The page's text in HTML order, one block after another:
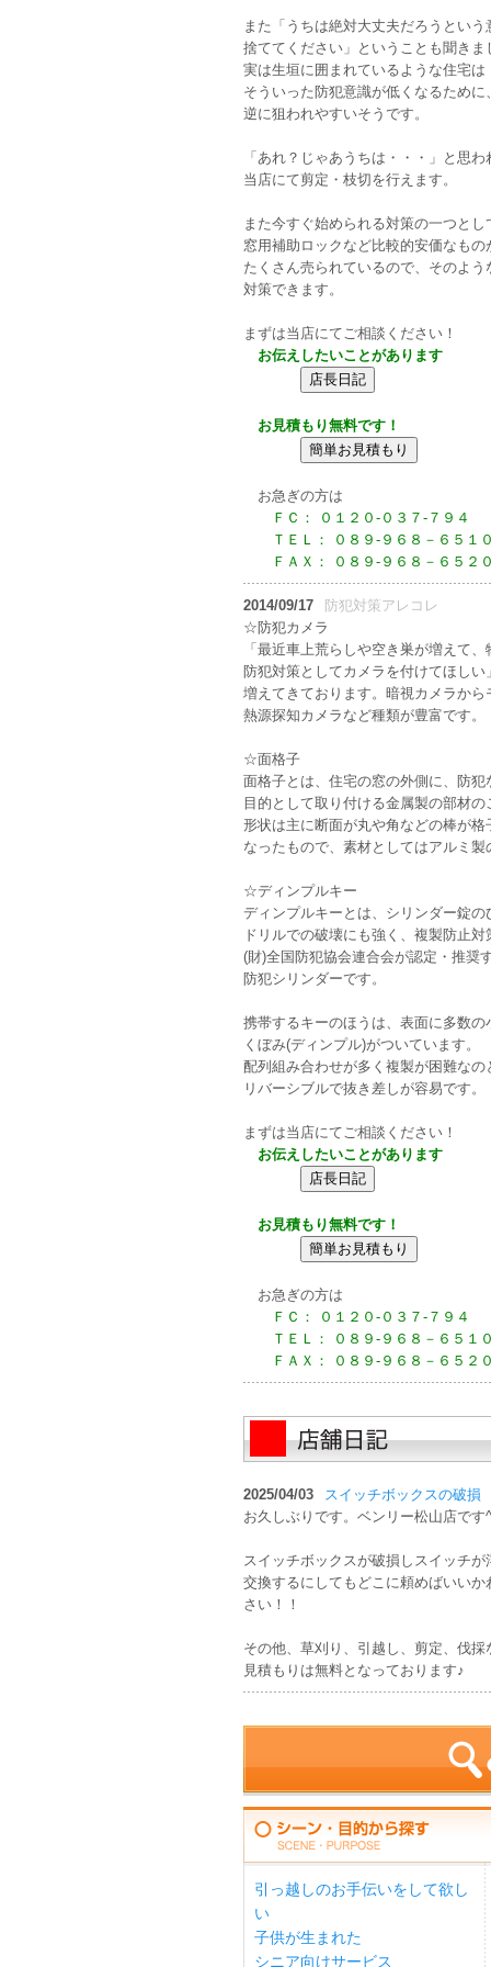
また「うちは絶対大丈夫だろうという
捨ててください」ということも聞きま
実は生垣に囲まれているような住宅は
そういった防犯意識が低くなるために、
逆に狙われやすいそうです。
「あれ？じゃあうちは・・・」と思わ
当店にて剪定・枝切を行えます。
また今すぐ始められる対策の一つとし
窓用補助ロックなど比較的安価なもの
たくさん売られているので、そのよう
対策できます。
まずは当店にてご相談ください！
お伝えしたいことがあります
お見積もり無料です！
お急ぎの方は
ＦＣ： ０１２０-０３７-７９４
ＴＥＬ： ０８９-９６８－６５１０
ＦＡＸ： ０８９-９６８－６５２０
2014/09/17
防犯対策アレコレ
☆防犯カメラ
「最近車上荒らしや空き巣が増えて、
防犯対策としてカメラを付けてほしい
増えてきております。暗視カメラから
熱源探知カメラなど種類が豊富です。
☆面格子
面格子とは、住宅の窓の外側に、防犯
目的として取り付ける金属製の部材の
形状は主に断面が丸や角などの棒が格
なったもので、素材としてはアルミ製
☆ディンプルキー
ディンプルキーとは、シリンダー錠の
ドリルでの破壊にも強く、複製防止対
(財)全国防犯協会連合会が認定・推奨
防犯シリンダーです。
携帯するキーのほうは、表面に多数の
くぼみ(ディンプル)がついています。
配列組み合わせが多く複製が困難なの
リバーシブルで抜き差しが容易です。
まずは当店にてご相談ください！
お伝えしたいことがあります
お見積もり無料です！
お急ぎの方は
ＦＣ： ０１２０-０３７-７９４
ＴＥＬ： ０８９-９６８－６５１０
ＦＡＸ： ０８９-９６８－６５２０
2025/04/03
スイッチボックスの破損
お久しぶりです。ベンリー松山店です
スイッチボックスが破損しスイッチが
交換するにしてもどこに頼めばいい
さい！！
その他、草刈り、引越し、剪定、伐
見積もりは無料となっております♪
引っ越しのお手伝いをして欲し
い
子供が生まれた
シニア向けサービス